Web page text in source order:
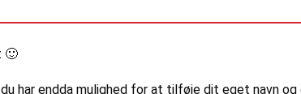
🙂
har endda mulighed for at tilføje dit eget navn